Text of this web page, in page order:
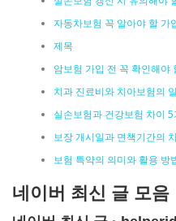
자동차보험 꼭 알아야 할 가
제목
암보험 가입 전 꼭 확인해
치과 진료비와 치아보험의
실손보험과 건강보험 차이
보장 개시일과 면책기간의
보험 특약의 의미와 활용
네이버 최신 글 모음